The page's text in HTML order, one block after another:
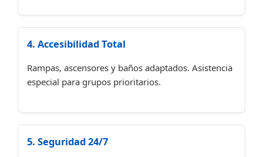
4. Accesibilidad Total
Rampas, ascensores y baños adaptados. Asistencia
especial para grupos prioritarios.
5. Seguridad 24/7